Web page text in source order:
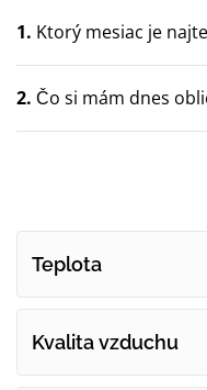
1. Ktorý mesiac je
2. Čo si mám dnes
Teplota
Kvalita vzduchu